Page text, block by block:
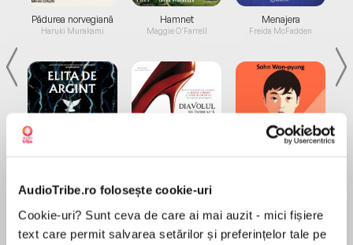
AudioTribe.ro folosește cookie-uri
Cookie-uri? Sunt ceva de care ai mai auzit - mici fișiere
text care permit salvarea setărilor și preferințelor tale pe
Pădurea norvegiană
Haruki Murakami
Hamnet
Maggie O'Farrell
Menajera
Freida McFadden